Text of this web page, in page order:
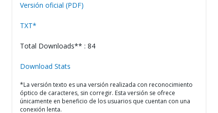
Versión oficial (PDF)
TXT*
Total Downloads** : 84
Download Stats
*La versión texto es una versión realizada con reconocimiento
óptico de caracteres, sin corregir. Esta versión se ofrece
únicamente en beneficio de los usuarios que cuentan con una
conexión lenta.